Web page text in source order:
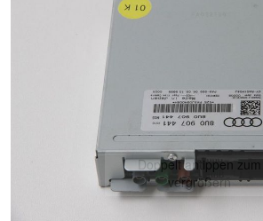
Doppelt antippen zum
vergrößern